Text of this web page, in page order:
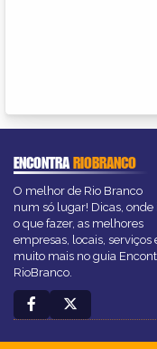
ENCONTRARIOBRANCO
O melhor de Rio Branco
num só lugar! Dicas, onde
o que fazer, as melhores
empresas, locais, serviços
muito mais no guia
RioBranco.